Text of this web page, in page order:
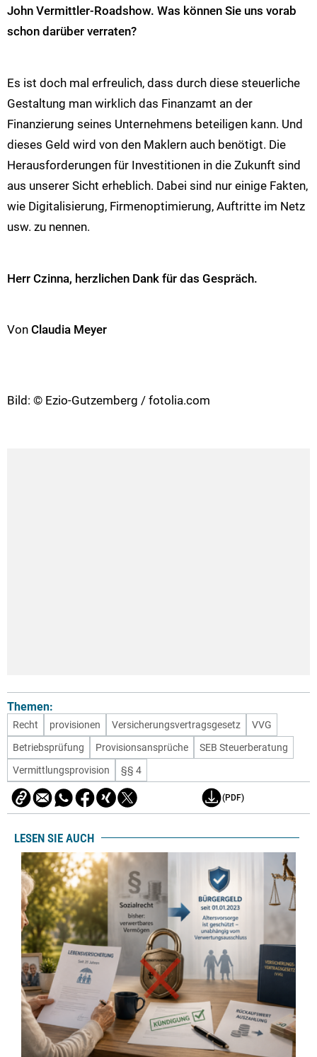
John Vermittler-Roadshow. Was können Sie uns vorab
schon darüber verraten?
Es ist doch mal erfreulich, dass durch diese steuerliche
Gestaltung man wirklich das Finanzamt an der
Finanzierung seines Unternehmens beteiligen kann. Und
dieses Geld wird von den Maklern auch benötigt. Die
Herausforderungen für Investitionen in die Zukunft sind
aus unserer Sicht erheblich. Dabei sind nur einige Fakten,
wie Digitalisierung, Firmenoptimierung, Auftritte im Netz
usw. zu nennen.
Herr Czinna, herzlichen Dank für das Gespräch.
Von Claudia Meyer
Bild: © Ezio-Gutzemberg / fotolia.com
Themen:
Recht provisionen Versicherungsvertragsgesetz
VVG
Betriebsprüfung
Provisionsansprüche
SEB Steuerberatung
Vermittlungsprovision
§§ 4
(PDF)
LESEN SIE AUCH